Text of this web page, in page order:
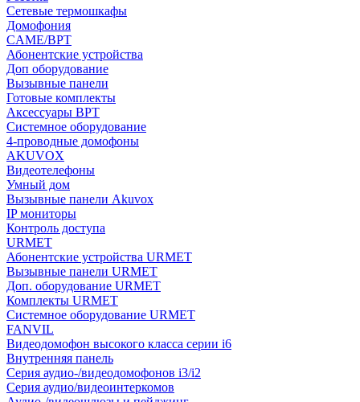
Сетевые термошкафы
Домофония
CAME/BPT
Абонентские устройства
Доп оборудование
Вызывные панели
Готовые комплекты
Аксессуары BPT
Системное оборудование
4-проводные домофоны
AKUVOX
Видеотелефоны
Умный дом
Вызывные панели Akuvox
IP мониторы
Контроль доступа
URMET
Абонентские устройства URMET
Вызывные панели URMET
Доп. оборудование URMET
Комплекты URMET
Системное оборудование URMET
FANVIL
Видеодомофон высокого класса серии i6
Внутренняя панель
Серия аудио-/видеодомофонов i3/i2
Серия аудио/видеоинтеркомов